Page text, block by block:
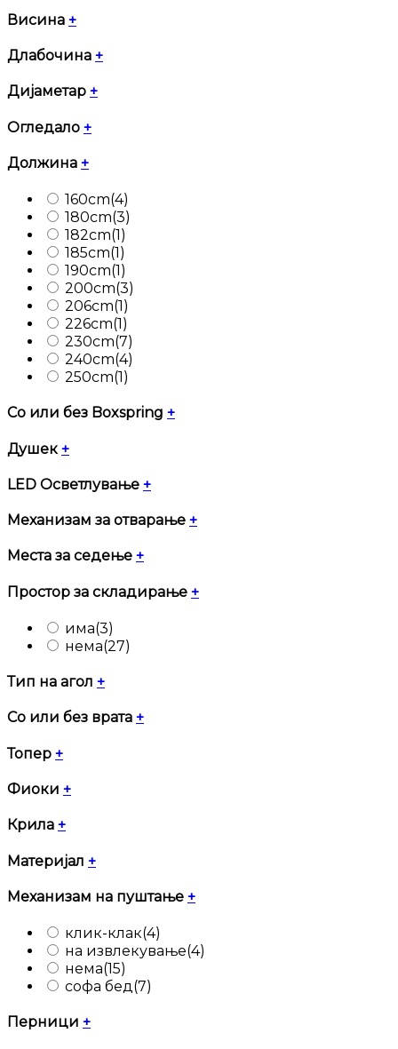
Висина +
Длабочина +
Дијаметар +
Огледало +
Должина +
160cm(4)
180cm(3)
182cm(1)
185cm(1)
190cm(1)
200cm(3)
206cm(1)
226cm(1)
230cm(7)
240cm(4)
250cm(1)
Со или без Boxspring +
Душек +
LED Осветлување +
Механизам за отварање +
Места за седење +
Простор за складирање +
има(3)
нема(27)
Тип на агол +
Со или без врата +
Топер +
Фиоки +
Крила +
Материјал +
Механизам на пуштање +
клик-клак(4)
на извлекување(4)
нема(15)
софа бед(7)
Перници +